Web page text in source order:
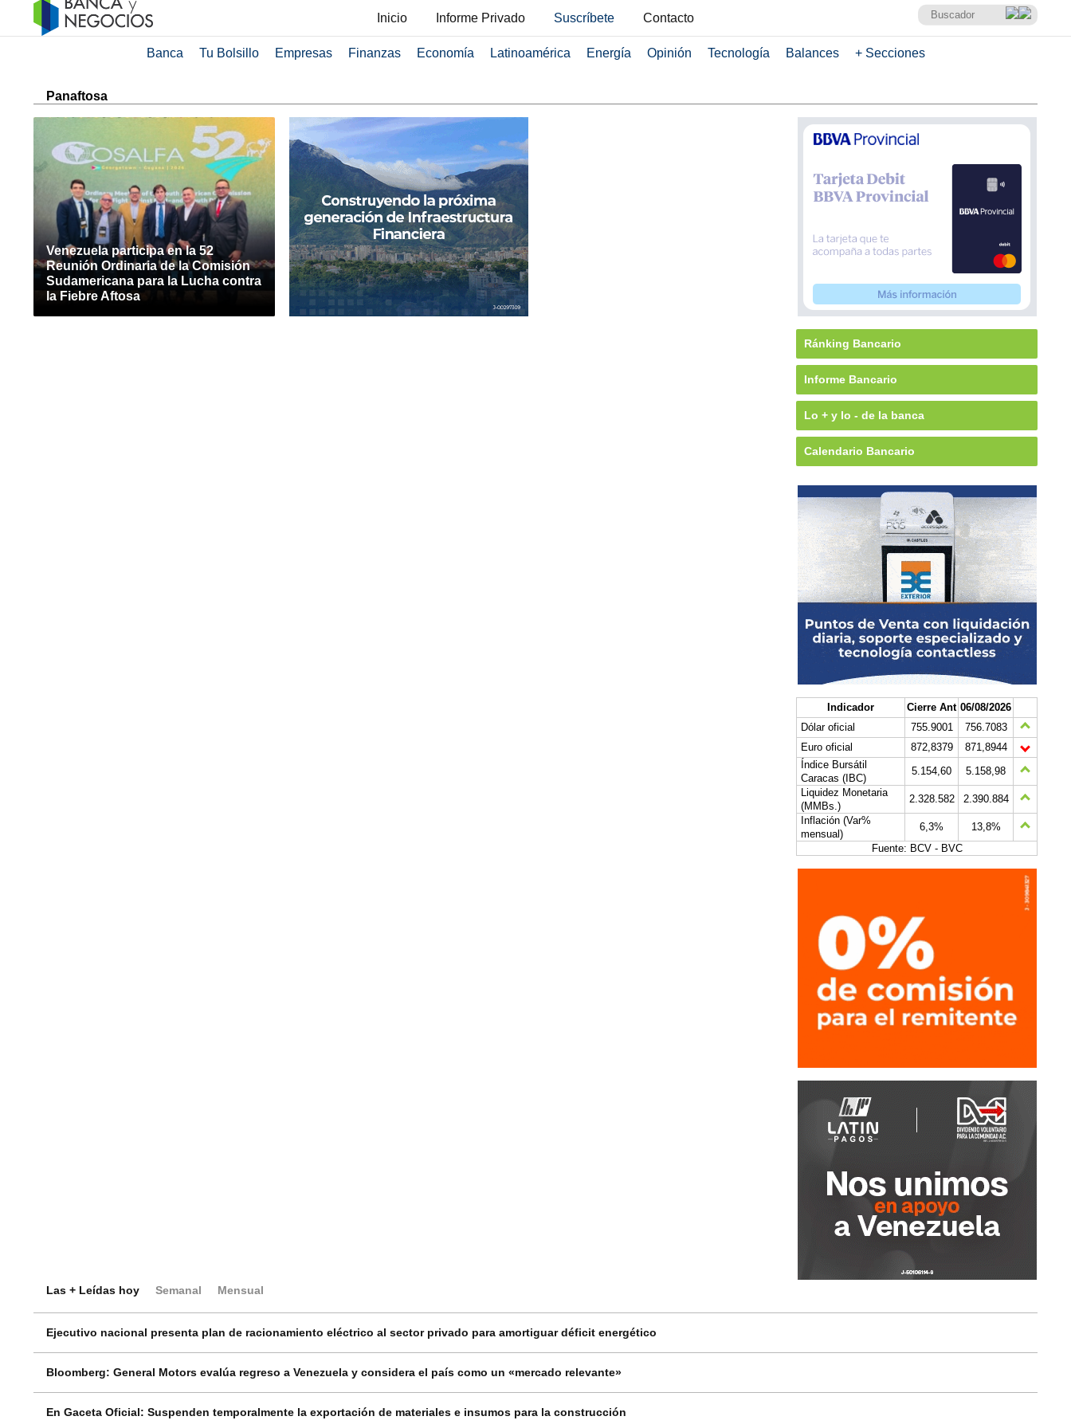
Inicio Informe Privado Suscríbete Contacto
Banca Tu Bolsillo Empresas Finanzas Economía Latinoamérica Energía Opinión Tecnología Balances + Secciones
Panaftosa
Venezuela participa en la 52
Reunión Ordinaria de la Comisión
Sudamericana para la Lucha contra
la Fiebre Aftosa
Ránking Bancario
Informe Bancario
Lo + y lo - de la banca
Calendario Bancario
Indicador Cierre Ant 06/08/2026
Dólar oficial
755.9001
756.7083
Euro oficial
872,8379
871,8944
Índice Bursátil
Caracas (IBC)
5.154,60
5.158,98
Liquidez Monetaria
(MMBs.)
2.328.582
2.390.884
Inflación (Var%
mensual)
6,3%
13,8%
Fuente: BCV - BVC
Las + Leídas hoy Semanal Mensual
Ejecutivo nacional presenta plan de racionamiento eléctrico al sector privado para amortiguar déficit energético
Bloomberg: General Motors evalúa regreso a Venezuela y considera el país como un «mercado relevante»
En Gaceta Oficial: Suspenden temporalmente la exportación de materiales e insumos para la construcción